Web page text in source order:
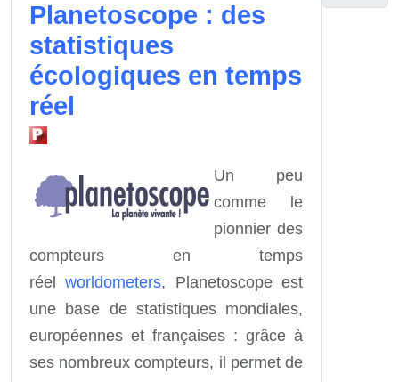
Planetoscope : des
statistiques
écologiques en temps
réel
Un peu
comme le
pionnier des
compteurs en temps
réelworldometers, Planetoscope est
une base de statistiques mondiales,
européennes et françaises : grâce à
ses nombreux compteurs, il permet de